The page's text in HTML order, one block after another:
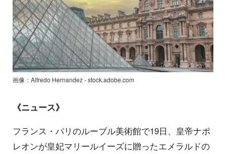
画像：Alfredo Hernandez - stock.adobe.com
《ニュース》
フランス・パリのルーブル美術館で19日、皇帝ナポ
レオンが皇妃マリールイーズに贈ったエメラルドの